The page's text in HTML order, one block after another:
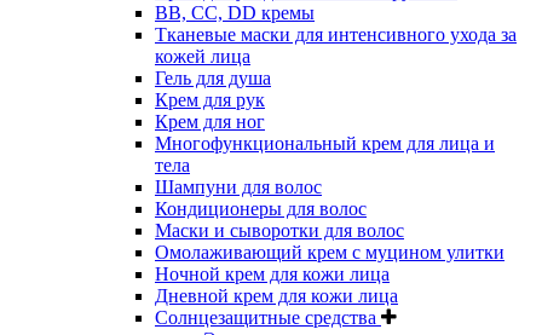
BB, CC, DD кремы
Тканевые маски для интенсивного ухода за
кожей лица
Гель для душа
Крем для рук
Крем для ног
Многофункциональный крем для лица и
тела
Шампуни для волос
Кондиционеры для волос
Маски и сыворотки для волос
Омолаживающий крем с муцином улитки
Ночной крем для кожи лица
Дневной крем для кожи лица
Солнцезащитные средства